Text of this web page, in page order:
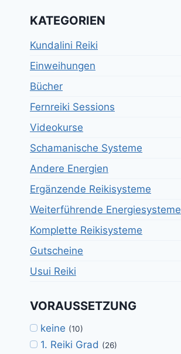
KATEGORIEN
Kundalini Reiki
Einweihungen
Bücher
Fernreiki Sessions
Videokurse
Schamanische Systeme
Andere Energien
Ergänzende Reikisysteme
Weiterführende Energiesysteme
Komplette Reikisysteme
Gutscheine
Usui Reiki
VORAUSSETZUNG
keine (10)
1. Reiki Grad (26)